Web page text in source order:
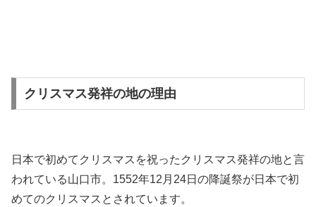
クリスマス発祥の地の理由
日本で初めてクリスマスを祝ったクリスマス発祥の地と言
われている山口市。1552年12月24日の降誕祭が日本で初
めてのクリスマスとされています。